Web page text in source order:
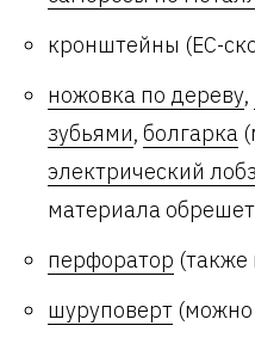
кронштейны (ЕС-
ножовка по дереву,
зубьями, болгарка
электрический
материала
перфоратор (также
шуруповерт (можно